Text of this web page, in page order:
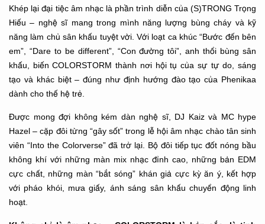
Khép lại đại tiệc âm nhạc là phần trình diễn của (S)TRONG Trọng
Hiếu – nghệ sĩ mang trong mình năng lượng bùng cháy và kỹ
năng làm chủ sân khấu tuyệt vời. Với loạt ca khúc “Bước đến bên
em”, “Dare to be different”, “Con đường tôi”, anh thổi bùng sân
khấu, biến COLORSTORM thành nơi hội tụ của sự tự do, sáng
tạo và khác biệt – đúng như định hướng đào tạo của Phenikaa
dành cho thế hệ trẻ.
Được mong đợi không kém dàn nghệ sĩ, DJ Kaiz và MC hype
Hazel – cặp đôi từng “gây sốt” trong lễ hội âm nhạc chào tân sinh
viên “Into the Colorverse” đã trở lại. Bộ đôi tiếp tục đốt nóng bầu
không khí với những màn mix nhạc đỉnh cao, những bản EDM
cực chất, những màn “bắt sóng” khán giả cực kỳ ăn ý, kết hợp
với pháo khói, mưa giấy, ánh sáng sân khấu chuyển động linh
hoạt.